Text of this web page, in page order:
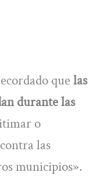
que las
durante las
o
las
municipios».